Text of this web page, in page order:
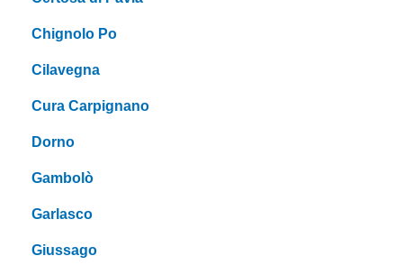
Chignolo Po
Cilavegna
Cura Carpignano
Dorno
Gambolò
Garlasco
Giussago